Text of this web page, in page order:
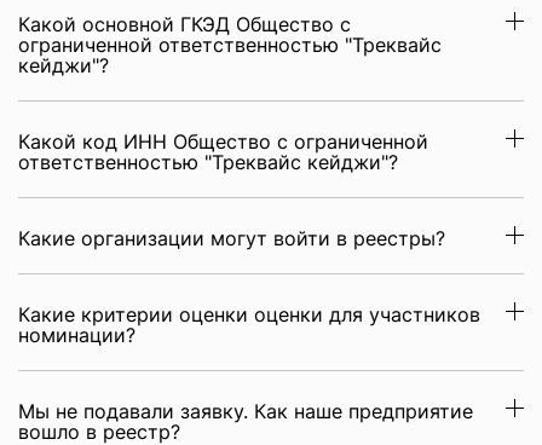
Какой основной ГКЭД Общество с
ограниченной ответственностью "Треквайс
кейджи"?
Какой код ИНН Общество с ограниченной
ответственностью "Треквайс кейджи"?
Какие организации могут войти в реестры?
Какие критерии оценки оценки для участников
номинации?
Мы не подавали заявку. Как наше предприятие
вошло в реестр?